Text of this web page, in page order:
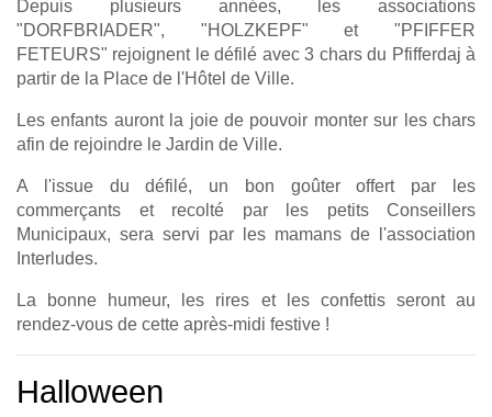
Depuis plusieurs années, les associations
"DORFBRIADER", "HOLZKEPF" et "PFIFFER
FETEURS" rejoignent le défilé avec 3 chars du Pfifferdaj à
partir de la Place de l'Hôtel de Ville.
Les enfants auront la joie de pouvoir monter sur les chars
afin de rejoindre le Jardin de Ville.
A l'issue du défilé, un bon goûter offert par les
commerçants et recolté par les petits Conseillers
Municipaux, sera servi par les mamans de l'association
Interludes.
La bonne humeur, les rires et les confettis seront au
rendez-vous de cette après-midi festive !
Halloween